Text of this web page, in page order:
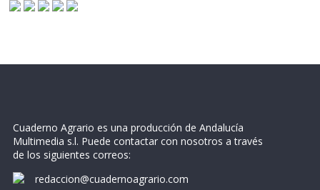
Cuaderno Agrario es una producción de Andalucía
Multimedia s.l. Puede contactar con nosotros a través
de los siguientes correos:
redaccion@cuadernoagrario.com